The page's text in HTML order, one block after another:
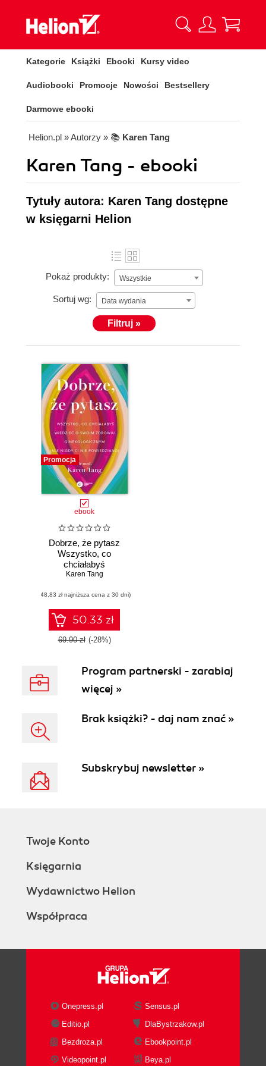
Kategorie Książki Ebooki Kursy video
Audiobooki Promocje Nowości Bestsellery
Darmowe ebooki
Helion.pl » Autorzy » 📚 Karen Tang
Karen Tang - ebooki
Tytuły autora: Karen Tang dostępne
w księgarni Helion
Pokaż produkty: Wszystkie
Sortuj wg: Data wydania
Filtruj »
Promocja
ebook
Dobrze, że pytasz
Wszystko, co
chciałabyś
wiedzieć o swoim
ginekologicznym
(ale nigdy Ci nie
powiedziano)
Karen Tang
(48,83 zł najniższa cena z 30 dni)
50.33 zł
69.90 zł (-28%)
Program partnerski - zarabiaj
więcej »
Brak książki? - daj nam znać »
Subskrybuj newsletter »
Twoje Konto
Księgarnia
Wydawnictwo Helion
Współpraca
Onepress.pl
Sensus.pl
Editio.pl
DlaBystrzakow.pl
Bezdroza.pl
Ebookpoint.pl
Videopoint.pl
Beya.pl